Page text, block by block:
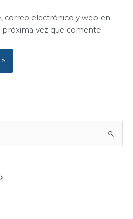
correo electrónico y web en
próxima vez que comente.